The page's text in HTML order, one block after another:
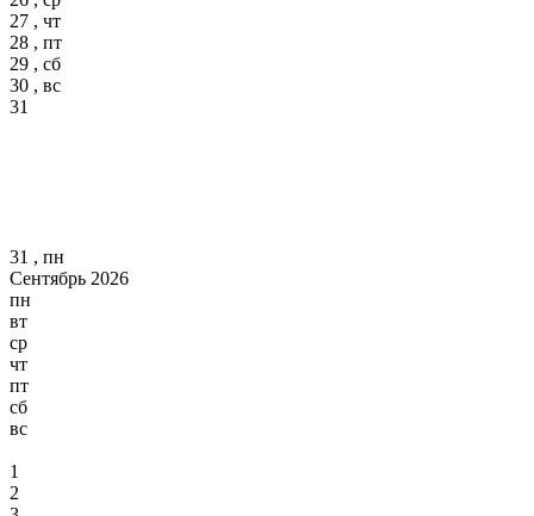
27 , чт
28 , пт
29 , сб
30 , вс
31
31 , пн
Сентябрь 2026
пн
вт
ср
чт
пт
сб
вс
1
2